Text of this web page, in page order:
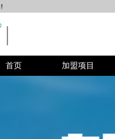
首页 加盟项目
自助洗衣店加盟